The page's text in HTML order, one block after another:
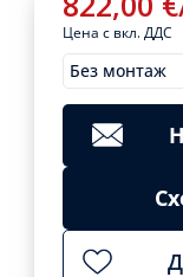
Цена с вкл. ДДС
Без монтаж
Монтажи
822,00€/